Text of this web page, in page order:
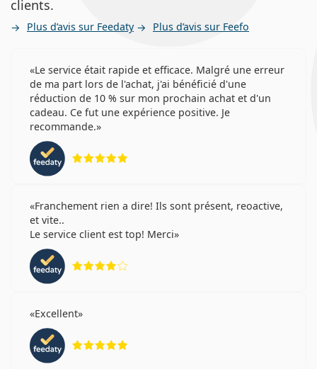
clients.
Plus d’avis sur Feedaty Plus d’avis sur Feefo
Le service était rapide et efficace. Malgré une erreur
de ma part lors de l'achat, j'ai bénéficié d'une
réduction de 10 % sur mon prochain achat et d'un
cadeau. Ce fut une expérience positive. Je
recommande.
Franchement rien a dire! Ils sont présent, reoactive,
et vite..
Le service client est top! Merci
Excellent